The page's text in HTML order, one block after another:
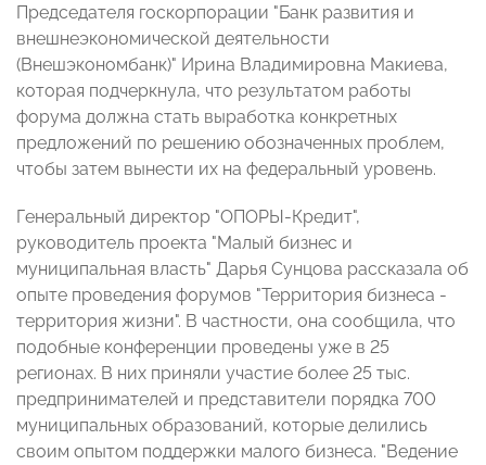
Председателя госкорпорации "Банк развития и
внешнеэкономической деятельности
(Внешэкономбанк)" Ирина Владимировна Макиева,
которая подчеркнула, что результатом работы
форума должна стать выработка конкретных
предложений по решению обозначенных проблем,
чтобы затем вынести их на федеральный уровень.
Генеральный директор "ОПОРЫ-Кредит",
руководитель проекта "Малый бизнес и
муниципальная власть" Дарья Сунцова рассказала об
опыте проведения форумов "Территория бизнеса -
территория жизни". В частности, она сообщила, что
подобные конференции проведены уже в 25
регионах. В них приняли участие более 25 тыс.
предпринимателей и представители порядка 700
муниципальных образований, которые делились
своим опытом поддержки малого бизнеса. "Ведение